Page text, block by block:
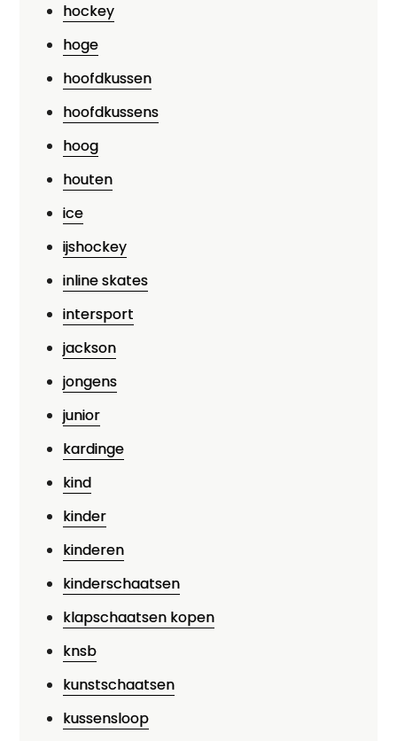
hockey
hoge
hoofdkussen
hoofdkussens
hoog
houten
ice
ijshockey
inline skates
intersport
jackson
jongens
junior
kardinge
kind
kinder
kinderen
kinderschaatsen
klapschaatsen kopen
knsb
kunstschaatsen
kussensloop